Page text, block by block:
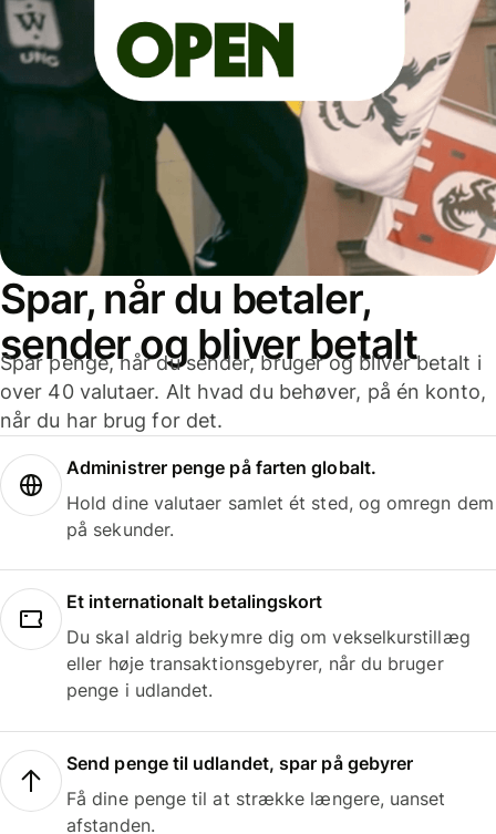
Spar, når du betaler,
sender og bliver betalt
Spar penge, når du sender, bruger og bliver betalt i
over 40 valutaer. Alt hvad du behøver, på én konto,
når du har brug for det.
Administrer penge på farten globalt.
Hold dine valutaer samlet ét sted, og omregn dem
på sekunder.
Et internationalt betalingskort
Du skal aldrig bekymre dig om vekselkurstillæg
eller høje transaktionsgebyrer, når du bruger
penge i udlandet.
Send penge til udlandet, spar på gebyrer
Få dine penge til at strække længere, uanset
afstanden.